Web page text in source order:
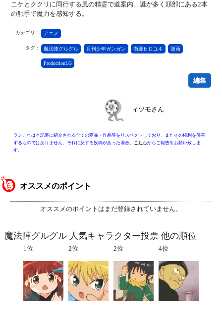
ニケとククリに同行する風の精霊で道案内。謎が多く頭部にある2本
の触手で魔力を感知する。
カテゴリ： アニメ
タグ： 魔法陣グルグル 月刊少年ガンガン 衛藤ヒロユキ 漫画
ProductionI.G
編集
ィツモさん
ランこれは本記事に紹介される全ての商品・作品等をリスペクトしており、またその権利を侵害
するものではありません。それに反する投稿があった場合、 こちらからご報告をお願い致しま
す。
オススメのポイント
オススメのポイントはまだ登録されていません。
魔法陣グルグル 人気キャラクター投票 他の順位
1位 2位 2位 4位